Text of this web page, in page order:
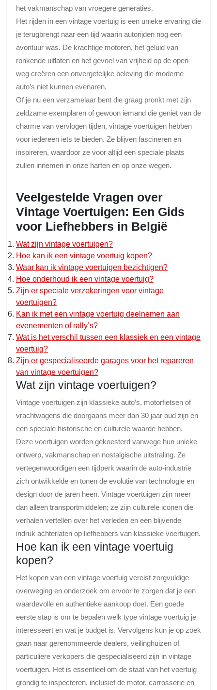
het vakmanschap van vroegere generaties.
Het rijden in een vintage voertuig is een unieke ervaring die
je terugbrengt naar een tijd waarin autorijden nog een
avontuur was. De krachtige motoren, het geluid van
ronkende uitlaten en het gevoel van vrijheid op de open
weg creëren een onvergetelijke beleving die moderne
auto’s niet kunnen evenaren.
Of je nu een verzamelaar bent die graag pronkt met zijn
zeldzame exemplaren of gewoon iemand die geniet van de
charme van vervlogen tijden, vintage voertuigen hebben
voor iedereen iets te bieden. Ze blijven fascineren en
inspireren, waardoor ze voor altijd een speciale plaats
zullen innemen in onze harten en op onze wegen.
Veelgestelde Vragen over
Vintage Voertuigen: Een Gids
voor Liefhebbers in België
Wat zijn vintage voertuigen?
Hoe kan ik een vintage voertuig kopen?
Waar kan ik vintage voertuigen bezichtigen?
Hoe onderhoud ik een vintage voertuig?
Zijn er speciale verzekeringen voor vintage
voertuigen?
Kan ik met een vintage voertuig deelnemen aan
evenementen of rally’s?
Wat is het verschil tussen een klassiek en een vintage
voertuig?
Zijn er gespecialiseerde garages voor het repareren
van vintage voertuigen?
Wat zijn vintage voertuigen?
Vintage voertuigen zijn klassieke auto’s, motorfietsen of
vrachtwagens die doorgaans meer dan 30 jaar oud zijn en
een speciale historische en culturele waarde hebben.
Deze voertuigen worden gekoesterd vanwege hun unieke
ontwerp, vakmanschap en nostalgische uitstraling. Ze
vertegenwoordigen een tijdperk waarin de auto-industrie
zich ontwikkelde en tonen de evolutie van technologie en
design door de jaren heen. Vintage voertuigen zijn meer
dan alleen transportmiddelen; ze zijn culturele iconen die
verhalen vertellen over het verleden en een blijvende
indruk achterlaten op liefhebbers van klassieke voertuigen.
Hoe kan ik een vintage voertuig
kopen?
Het kopen van een vintage voertuig vereist zorgvuldige
overweging en onderzoek om ervoor te zorgen dat je een
waardevolle en authentieke aankoop doet. Een goede
eerste stap is om te bepalen welk type vintage voertuig je
interesseert en wat je budget is. Vervolgens kun je op zoek
gaan naar gerenommeerde dealers, veilinghuizen of
particuliere verkopers die gespecialiseerd zijn in vintage
voertuigen. Het is essentieel om de staat van het voertuig
grondig te inspecteren, inclusief de motor, carrosserie en